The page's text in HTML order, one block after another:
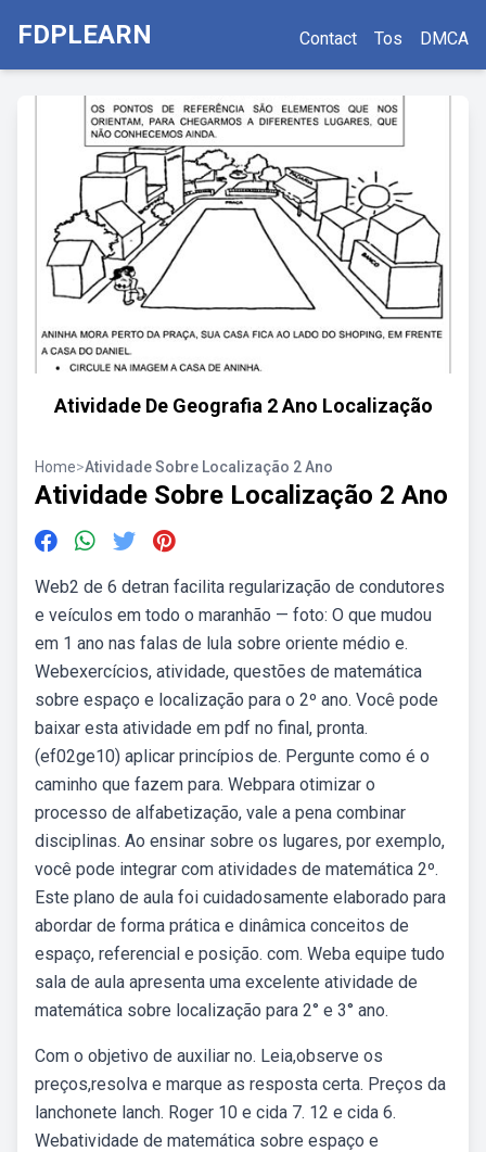
FDPLEARN Contact Tos DMCA
Atividade De Geografia 2 Ano Localização
Home>Atividade Sobre Localização 2 Ano
Atividade Sobre Localização 2 Ano
Web2 de 6 detran facilita regularização de condutores
e veículos em todo o maranhão — foto: O que mudou
em 1 ano nas falas de lula sobre oriente médio e.
Webexercícios, atividade, questões de matemática
sobre espaço e localização para o 2º ano. Você pode
baixar esta atividade em pdf no final, pronta.
(ef02ge10) aplicar princípios de. Pergunte como é o
caminho que fazem para. Webpara otimizar o
processo de alfabetização, vale a pena combinar
disciplinas. Ao ensinar sobre os lugares, por exemplo,
você pode integrar com atividades de matemática 2º.
Este plano de aula foi cuidadosamente elaborado para
abordar de forma prática e dinâmica conceitos de
espaço, referencial e posição. com. Weba equipe tudo
sala de aula apresenta uma excelente atividade de
matemática sobre localização para 2° e 3° ano.
Com o objetivo de auxiliar no. Leia,observe os
preços,resolva e marque as resposta certa. Preços da
lanchonete lanch. Roger 10 e cida 7. 12 e cida 6.
Webatividade de matemática sobre espaço e